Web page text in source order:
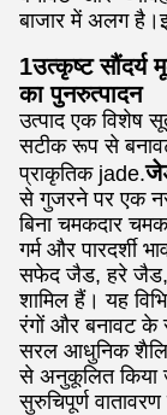
बाजार में अलग
1उत्कृष्ट सौंदर्य
का पुनरुत्पादन
उत्पाद एक विशेष
सटीक रूप से
प्राकृतिक jade.
से गुजरने पर एक
बिना चमकदार
गर्म और पारदर्शी
सफेद जैड, हरे जैड,
शामिल हैं। यह
रंगों और बनावट के
सरल आधुनिक
से अनुकूलित किया
सुरुचिपूर्ण